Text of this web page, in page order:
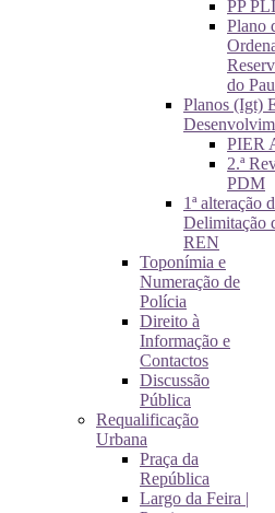
PP
Plano
do
Planos (Igt)
PIER
2.ª
PDM
1ª alteração
Delimitação
REN
Toponímia e
Numeração de
Polícia
Direito à
Informação e
Contactos
Discussão
Pública
Requalificação
Urbana
Praça da
República
Largo da Feira |